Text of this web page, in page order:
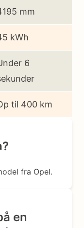
mm
kWh
6
til 400 km
fra Opel.
en